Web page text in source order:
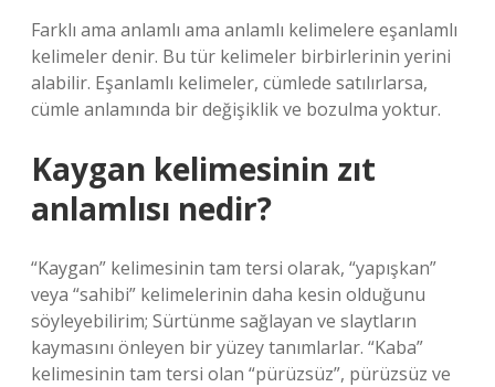
Farklı ama anlamlı ama anlamlı kelimelere eşanlamlı
kelimeler denir. Bu tür kelimeler birbirlerinin yerini
alabilir. Eşanlamlı kelimeler, cümlede satılırlarsa,
cümle anlamında bir değişiklik ve bozulma yoktur.
Kaygan kelimesinin zıt
anlamlısı nedir?
“Kaygan” kelimesinin tam tersi olarak, “yapışkan”
veya “sahibi” kelimelerinin daha kesin olduğunu
söyleyebilirim; Sürtünme sağlayan ve slaytların
kaymasını önleyen bir yüzey tanımlarlar. “Kaba”
kelimesinin tam tersi olan “pürüzsüz”, pürüzsüz ve